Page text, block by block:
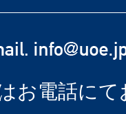
お電話にて